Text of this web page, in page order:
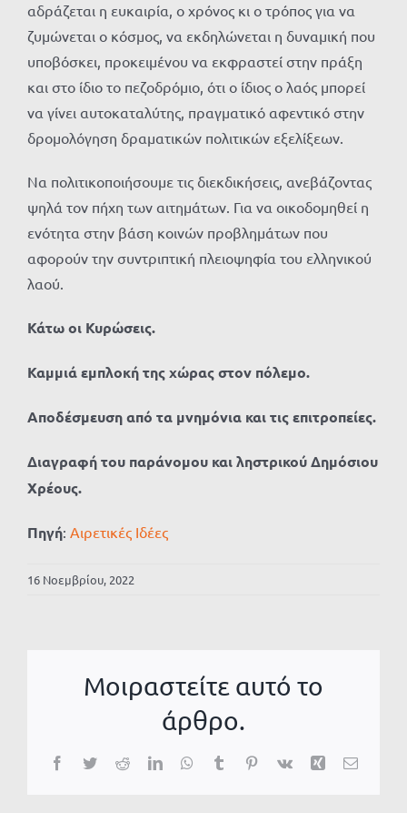
αδράζεται η ευκαιρία, ο χρόνος κι ο τρόπος για να
ζυμώνεται ο κόσμος, να εκδηλώνεται η δυναμική που
υποβόσκει, προκειμένου να εκφραστεί στην πράξη
και στο ίδιο το πεζοδρόμιο, ότι ο ίδιος ο λαός μπορεί
να γίνει αυτοκαταλύτης, πραγματικό αφεντικό στην
δρομολόγηση δραματικών πολιτικών εξελίξεων.
Να πολιτικοποιήσουμε τις διεκδικήσεις, ανεβάζοντας
ψηλά τον πήχη των αιτημάτων. Για να οικοδομηθεί η
ενότητα στην βάση κοινών προβλημάτων που
αφορούν την συντριπτική πλειοψηφία του ελληνικού
λαού.
Κάτω οι Κυρώσεις.
Καμμιά εμπλοκή της χώρας στον πόλεμο.
Αποδέσμευση από τα μνημόνια και τις επιτροπείες.
Διαγραφή του παράνομου και ληστρικού Δημόσιου
Χρέους.
Πηγή: Αιρετικές Ιδέες
16 Νοεμβρίου, 2022
Μοιραστείτε αυτό το
άρθρο.
Facebook
TwitterRedditLinkedInWhatsApp
TumblrPinterest
Vk Xing Email